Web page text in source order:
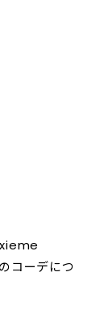
コーデにつ